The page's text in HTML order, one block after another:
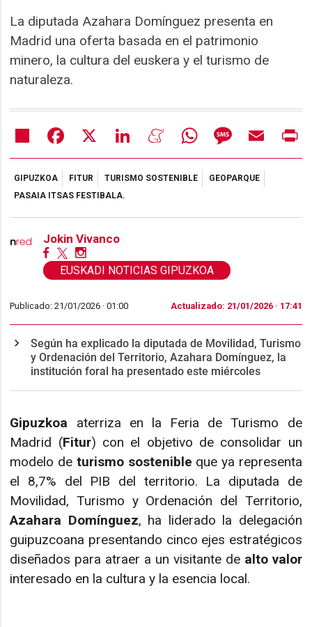
La diputada Azahara Domínguez presenta en
Madrid una oferta basada en el patrimonio
minero, la cultura del euskera y el turismo de
naturaleza.
Share Facebook LinkedIn MeneameWhatsAppMessageEmail
GIPUZKOA FITUR TURISMO SOSTENIBLE
GEOPARQUE
PASAIA ITSAS FESTIBALA.
Jokin Vivanco
EUSKADI NOTICIAS GIPUZKOA
Publicado: 21/01/2026 ·01:00 Actualizado: 21/01/2026 · 17:41
Según ha explicado la diputada de Movilidad, Turismo
y Ordenación del Territorio, Azahara Domínguez, la
institución foral ha presentado este miércoles
Gipuzkoa aterriza en la Feria de Turismo de
Madrid (Fitur) con el objetivo de consolidar un
modelo de turismo sostenible que ya representa
el 8,7% del PIB del territorio. La diputada de
Movilidad, Turismo y Ordenación del Territorio,
Azahara Domínguez, ha liderado la delegación
guipuzcoana presentando cinco ejes estratégicos
diseñados para atraer a un visitante de alto valor
interesado en la cultura y la esencia local.